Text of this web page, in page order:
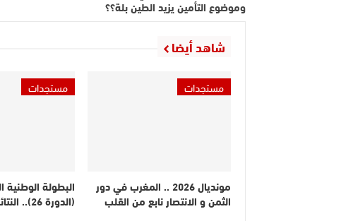
وموضوع التأمين يزيد الطين بلة؟؟
شاهد أيضا
مستجدات
مونديال 2026 .. المغرب في دور
الثمن و الانتصار نابع من القلب
مستجدات
البطولة الوطنية
(الدورة 26).. النتائج والترتيب